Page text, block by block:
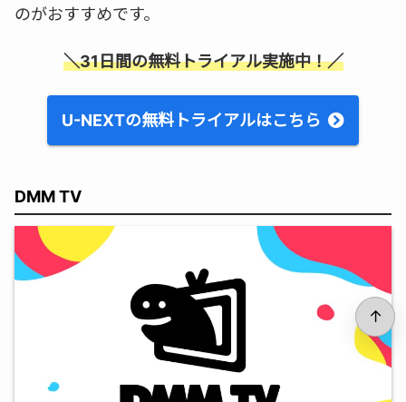
のがおすすめです。
＼31日間の無料トライアル実施中！／
U-NEXTの無料トライアルはこちら
DMM TV
↑